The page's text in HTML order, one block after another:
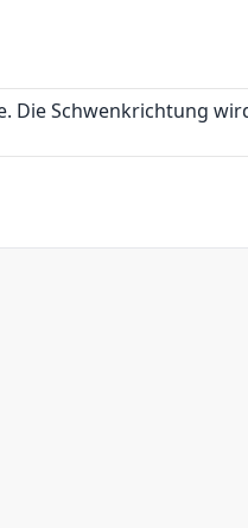
Die Schwenkrichtung